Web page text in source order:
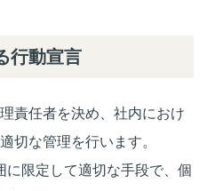
行動宣言
責任者を決め、社内におけ
切な管理を行います。
に限定して適切な手段で、個